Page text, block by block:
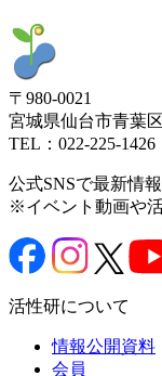
〒980-0021
宮城県仙台市青葉
TEL：022-225-
公式SNSで最新情
※イベント動画や
活性研について
情報公開資料
会員